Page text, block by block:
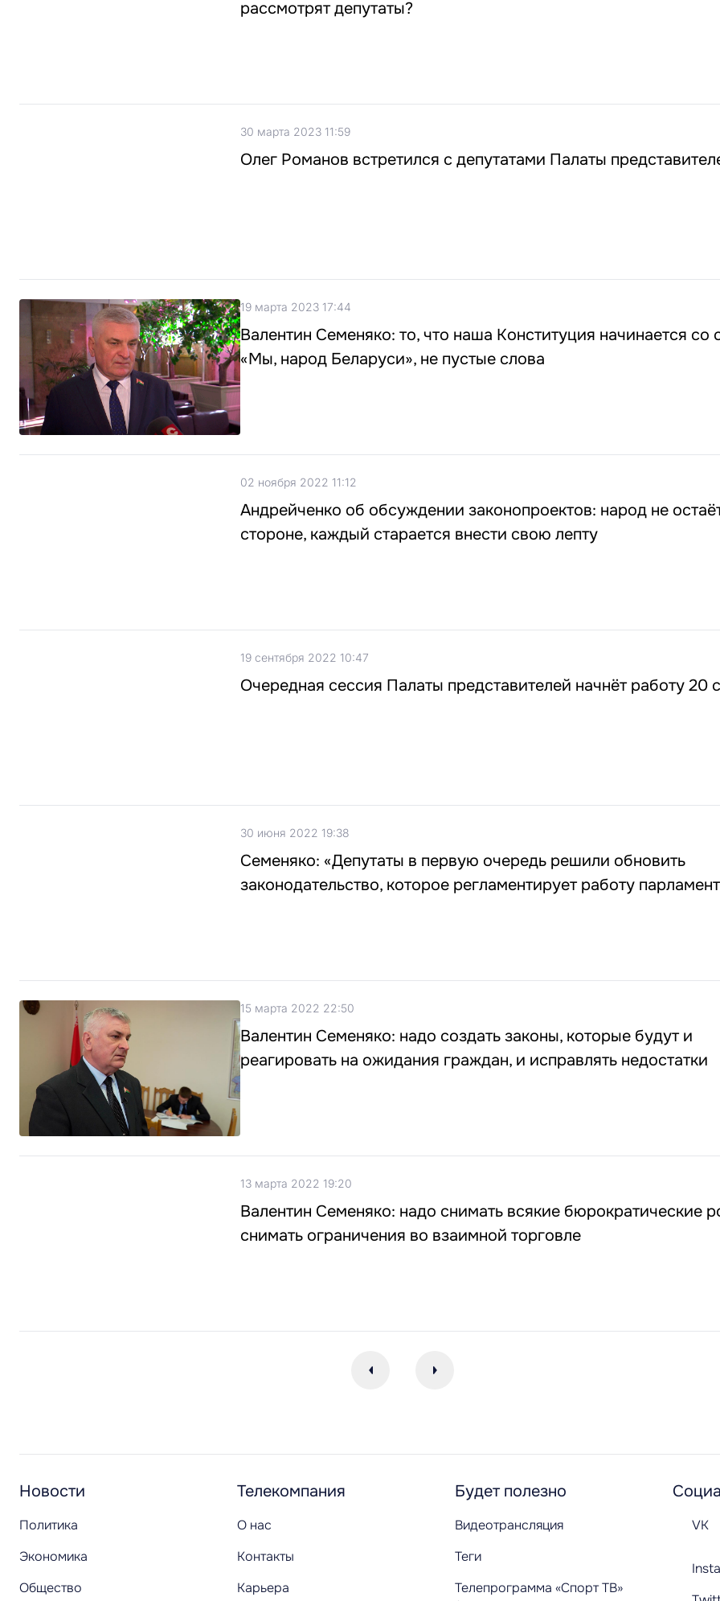
рассмотрят депутаты?
30 марта 2023 11:59
Олег Романов встретился с депутатами Палаты
19 марта 2023 17:44
Валентин Семеняко: то, что наша Конституция начинается со
«Мы, народ Беларуси», не пустые слова
02 ноября 2022 11:12
Андрейченко об обсуждении законопроектов: народ не
стороне, каждый старается внести свою лепту
19 сентября 2022 10:47
Очередная сессия Палаты представителей начнёт работу 20
30 июня 2022 19:38
Семеняко: «Депутаты в первую очередь решили обновить
законодательство, которое регламентирует работу
15 марта 2022 22:50
Валентин Семеняко: надо создать законы, которые будут и
реагировать на ожидания граждан, и исправлять недостатки
13 марта 2022 19:20
Валентин Семеняко: надо снимать всякие бюрократические
снимать ограничения во взаимной торговле
Новости
Политика
Экономика
Общество
Телекомпания
О нас
Контакты
Карьера
Будет полезно
Видеотрансляция
Теги
Телепрограмма «Спорт ТВ»
VK